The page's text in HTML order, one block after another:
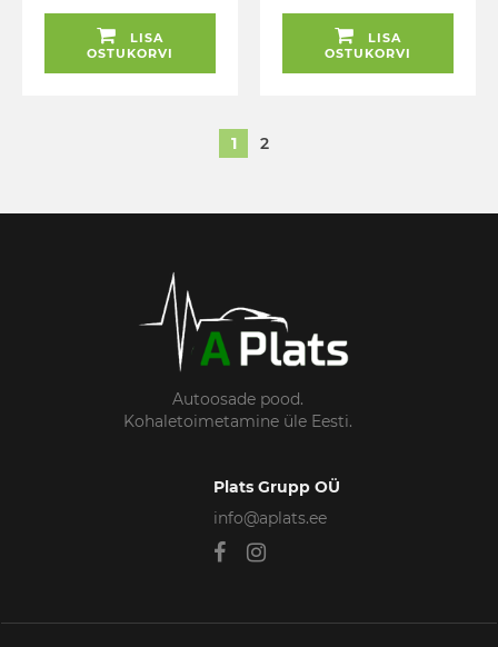
EEMALDAJA JBM
LISA
OSTUKORVI
LISA
OSTUKORVI
1 2
Autoosade pood.
Kohaletoimetamine üle Eesti.
Plats Grupp OÜ
info@aplats.ee